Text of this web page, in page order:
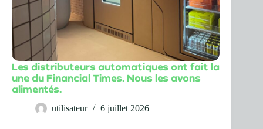
Les distributeurs automatiques ont fait la
une du Financial Times. Nous les avons
alimentés.
utilisateur 6 juillet 2026